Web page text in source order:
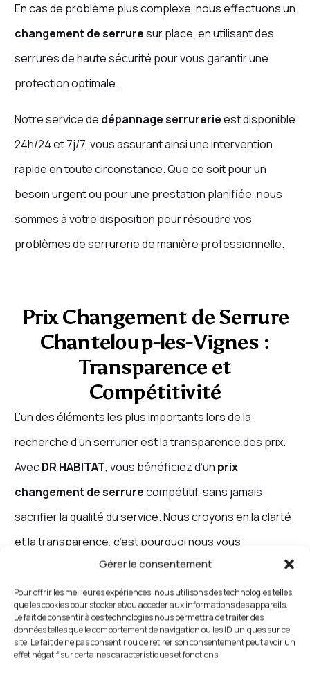
Gérer le consentement
Pour offrir les meilleures expériences, nous utilisons des technologies telles
que les cookies pour stocker et/ou accéder aux informations des appareils.
Le fait de consentir à ces technologies nous permettra de traiter des
données telles que le comportement de navigation ou les ID uniques sur ce
site. Le fait de ne pas consentir ou de retirer son consentement peut avoir un
effet négatif sur certaines caractéristiques et fonctions.
En cas de problème plus complexe, nous effectuons un
changement de serruresur place, en utilisant des
serrures de haute sécurité pour vous garantir une
protection optimale.
Notre service de dépannage serrurerieest disponible
24h/24 et 7j/7, vous assurant ainsi une intervention
rapide en toute circonstance. Que ce soit pour un
besoin urgent ou pour une prestation planifiée, nous
sommes à votre disposition pour résoudre vos
problèmes de serrurerie de manière professionnelle.
Prix Changement de Serrure
Chanteloup-les-Vignes :
Transparence et
Compétitivité
L’un des éléments les plus importants lors de la
recherche d’un serrurier est la transparence des prix.
AvecDR HABITAT, vous bénéficiez d’un prix
changement de serrurecompétitif, sans jamais
sacrifier la qualité du service. Nous croyons en la clarté
et la transparence, c’est pourquoi nous vous
fournissons toujours undevis serrurerie
précis avant
toute intervention. Vous saurez exactement combien
vous paierez pour lechangement de serrure, avec
des prix qui reflètent la qualité de nos services.